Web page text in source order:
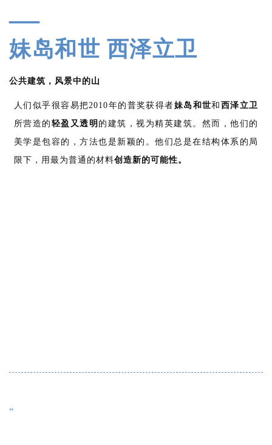
—
妹岛和世 西泽立卫
公共建筑，风景中的山
人们似乎很容易把2010年的普奖获得者妹岛和世和 西泽立卫
所营造的 轻盈又透明 的建筑，视为精英建筑。然而，他们的
美学是包容的，方法也是新颖的。他们总是在结构体系的局
限下，用最为普通的材料创造新的可能性。
“